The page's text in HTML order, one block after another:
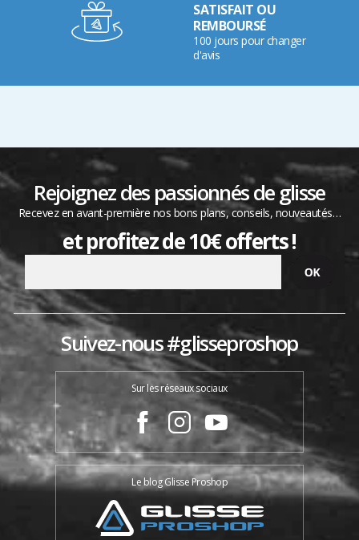
SATISFAIT OU
REMBOURSÉ
100 jours pour changer
d'avis
Rejoignez des passionnés de glisse
Recevez en avant-première nos bons plans, conseils, nouveautés…
et profitez de 10€ offerts !
Suivez-nous #glisseproshop
Sur les réseaux sociaux
Le blog Glisse Proshop